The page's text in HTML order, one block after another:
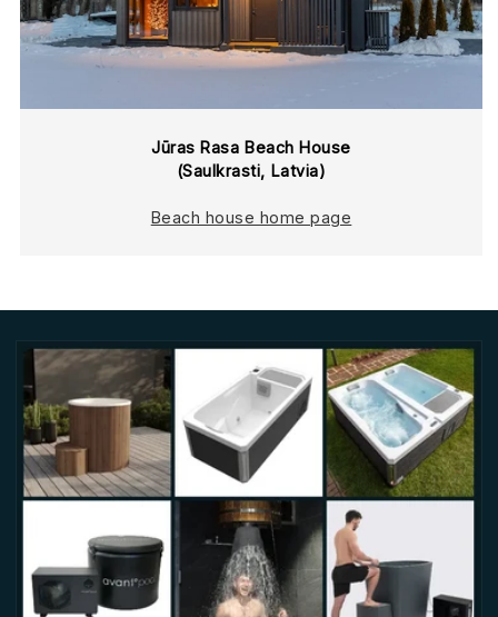
Jūras Rasa Beach House
(Saulkrasti, Latvia)
Beach house home page